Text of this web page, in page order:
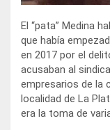
El “pata” Medina
que había
en 2017 por el
acusaban al
empresarios de la
localidad de La
era la toma de